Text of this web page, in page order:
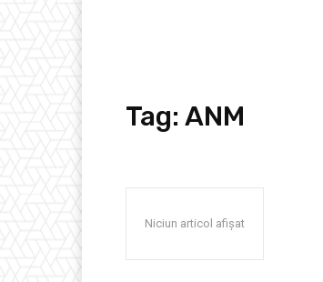
Tag: ANM
Niciun articol afișat